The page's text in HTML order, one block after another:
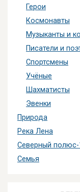
Герои
Космонавты
Музыканты и
Писатели и
Спортсмены
Учёные
Шахматисты
Эвенки
Природа
Река Лена
Северный полюс-
Семья